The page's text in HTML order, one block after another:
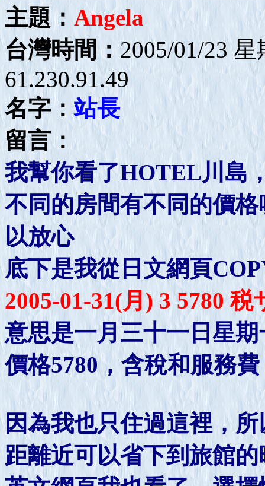
主題： Angela
台灣時間： 2005/01/23
61.230.91.49
名字：站長
留言：
我幫你看了HOTEL川島
不同的房間有不同的價
以放心
底下是我從日文網頁
2005-01-31(月) 3 5780
意思是一月三十一日星
價格5780，含稅和服務
因為我也只住過這裡，
距離近可以省下到旅館的